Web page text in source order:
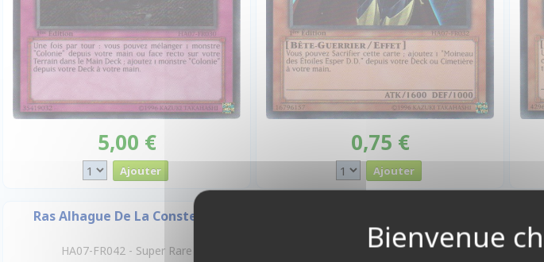
5,00 € 0,75 €
Ras Alhague De La Constellée
HA07-FR042 - Super Rare HA07-FR043 - Super Rare